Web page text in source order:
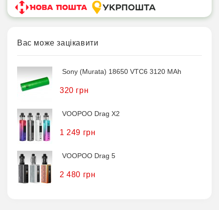
Вас може зацікавити
Sony (Murata) 18650 VTC6 3120 MAh
320 грн
VOOPOO Drag X2
1 249 грн
VOOPOO Drag 5
2 480 грн